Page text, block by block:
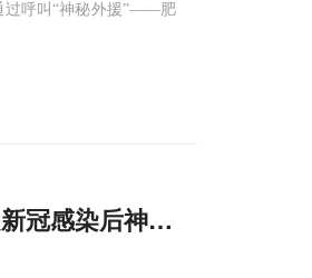
过呼叫“神秘外援”——肥
冠感染后神经损伤的主因